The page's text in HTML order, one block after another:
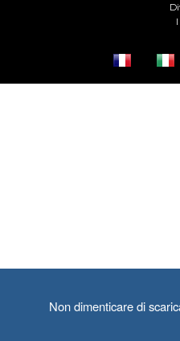
Non dimenticare di